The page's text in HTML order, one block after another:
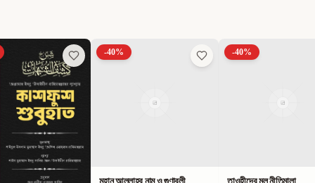
নাম ও গুণাবলী
-40%
তাওহীদের মূল নীতিমালা
-40%